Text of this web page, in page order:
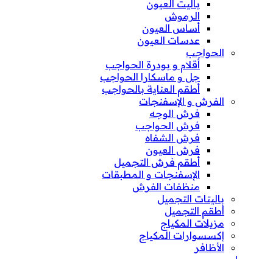
باليت العيون
الرموش
أساس العيون
عدسات العيون
الحواجب
أقلام و بودرة الحواجب
جل و ماسكارا الحواجب
أطقم العناية بالحواجب
الفرش و الإسفنجات
فرش الوجه
فرش الحواجب
فرش الشفاه
فرش العيون
أطقم فرش التجميل
الإسفنجات و المطبقات
منظفات الفرش
باليتات التجميل
أطقم التجميل
مزيلات المكياج
إكسسوارات المكياج
الأظافر